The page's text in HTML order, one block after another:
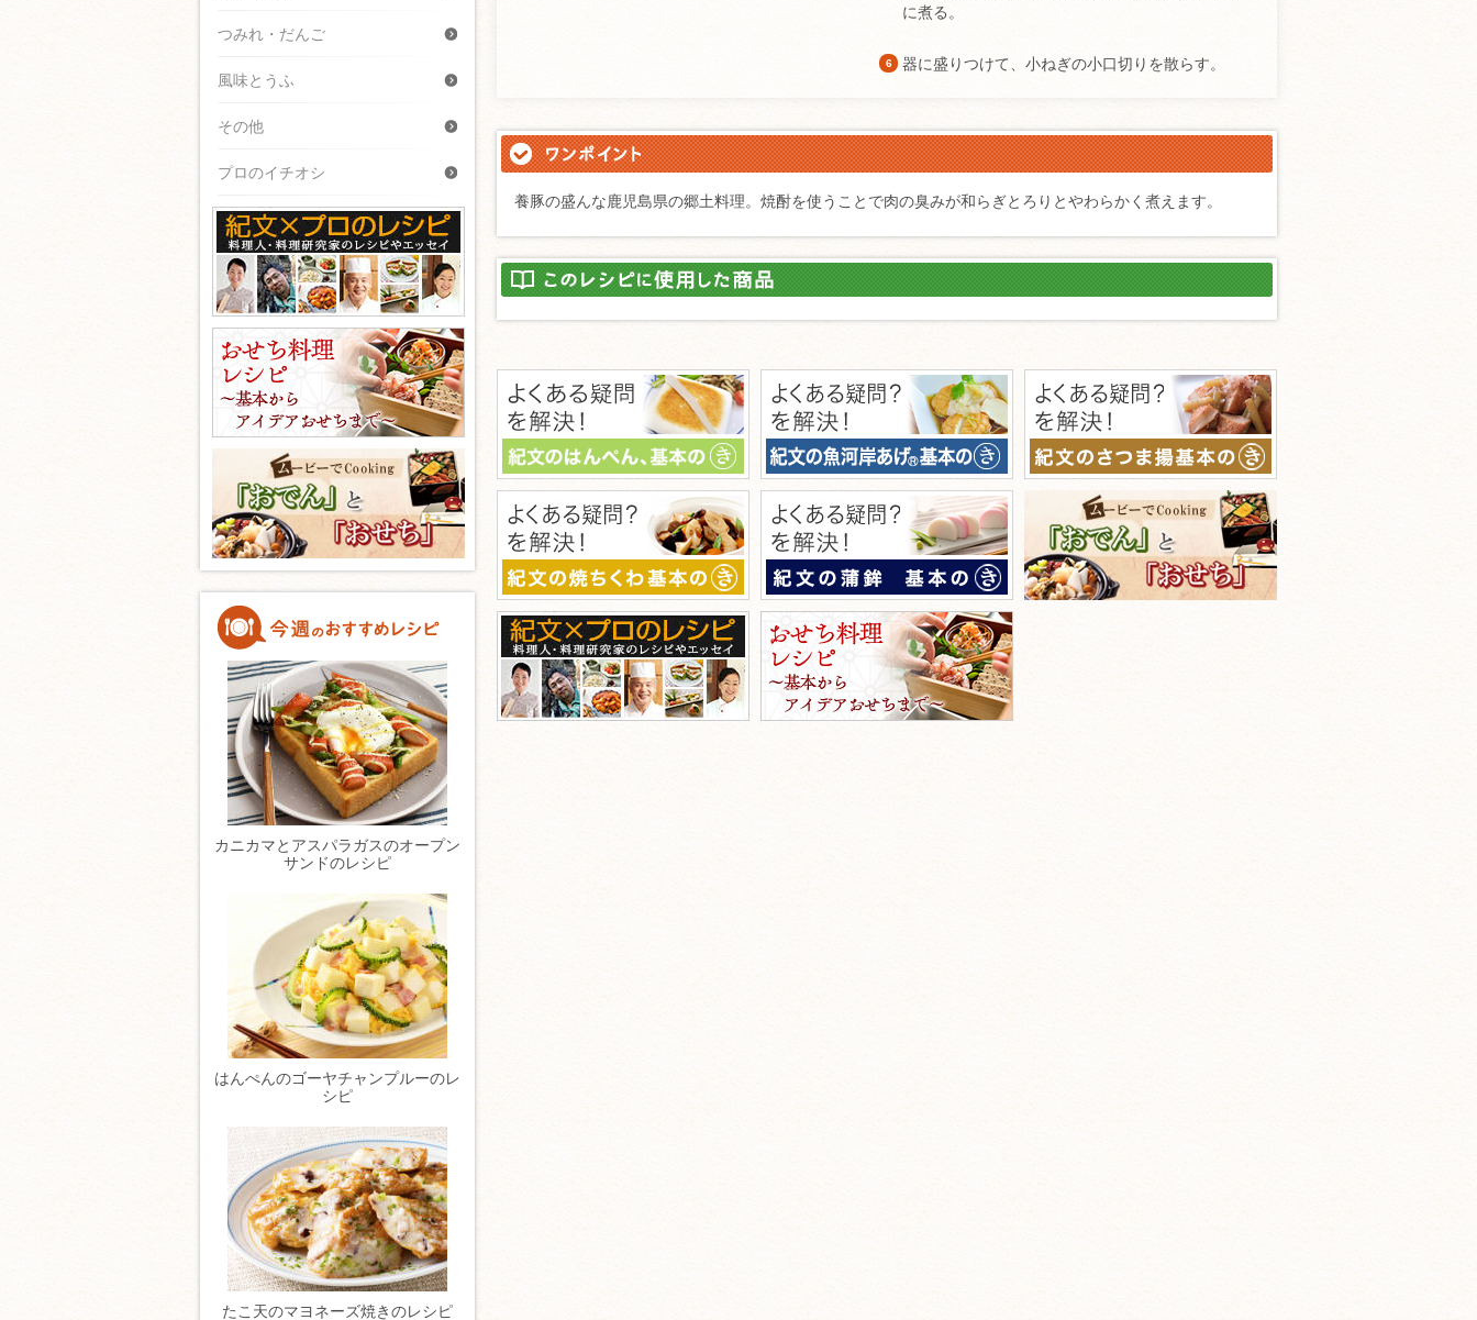
に煮る。
6 器に盛りつけて、小ねぎの小口切りを散らす。
養豚の盛んな鹿児島県の郷土料理。焼酎を使うことで肉の臭みが和らぎとろりとやわらかく煮えます。
つみれ・だんご
風味とうふ
その他
プロのイチオシ
カニカマとアスパラガスのオープン
サンドのレシピ
はんぺんのゴーヤチャンプルーのレ
シピ
たこ天のマヨネーズ焼きのレシピ